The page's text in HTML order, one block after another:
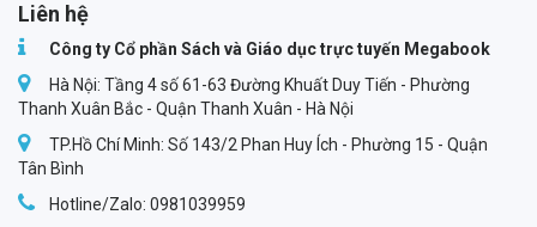
Liên hệ
Công ty Cổ phần Sách và Giáo dục trực tuyến Megabook
Hà Nội: Tầng 4 số 61-63 Đường Khuất Duy Tiến - Phường
Thanh Xuân Bắc - Quận Thanh Xuân - Hà Nội
TP.Hồ Chí Minh: Số 143/2 Phan Huy Ích - Phường 15 - Quận
Tân Bình
Hotline/Zalo: 0981039959